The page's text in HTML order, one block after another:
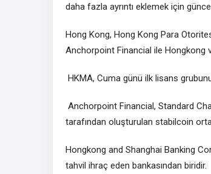
daha fazla ayrıntı eklemek için
Hong Kong, Hong Kong Para
Anchorpoint Financial ile Hongkong
HKMA, Cuma günü ilk lisans
Anchorpoint Financial, Standard
tarafından oluşturulan stabilcoin
Hongkong and Shanghai Banking
tahvil ihraç eden bankasından biridir.